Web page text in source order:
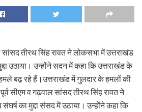
सांसद तीरथ सिंह रावत ने लोकसभा में उत्तराखंड
उठाया। उन्होंने सदन में कहा कि उत्तराखंड के
हमले बढ़ रहे हैं।उत्तराखंड में गुलदार के हमलों की
सीएम व गढ़वाल सांसद तीरथ सिंह रावत ने
का मुद्दा संसद में उठाया। उन्होंने कहा कि